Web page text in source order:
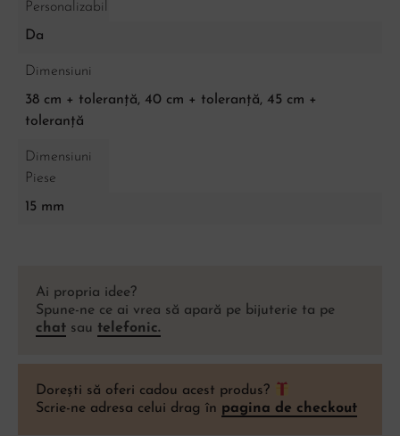
Personalizabil
Da
Dimensiuni
38 cm + toleranță, 40 cm + toleranță, 45 cm +
toleranță
Dimensiuni
Piese
15 mm
Ai propria idee?
Spune-ne ce ai vrea să apară pe bijuterie ta pe
chat sau telefonic.
Dorești să oferi cadou acest produs?
Scrie-ne adresa celui drag în pagina de checkout